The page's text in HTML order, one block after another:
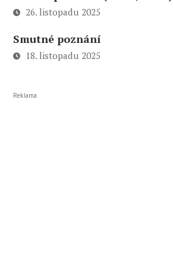
26. listopadu 2025
Smutné poznání
18. listopadu 2025
Reklama